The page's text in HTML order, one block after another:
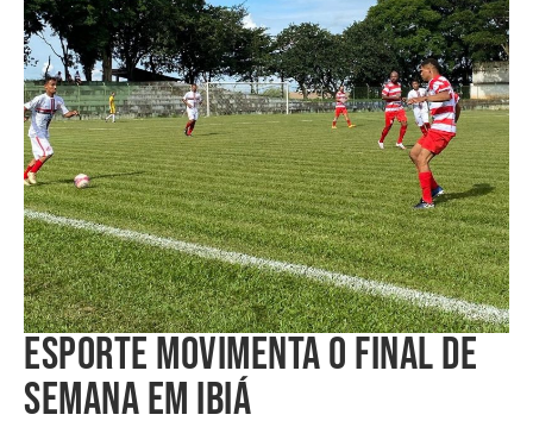
ESPORTE MOVIMENTA O FINAL DE
SEMANA EM IBIÁ